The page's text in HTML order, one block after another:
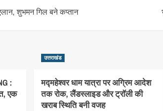
शुभमन गिल बने कप्तान
:
एक
उत्तराखंड
मद्महेश्वर धाम यात्रा पर अग्रिम आदेश
तक रोक, लैंडस्लाइड और ट्रॉली की
खराब स्थिति बनी वजह